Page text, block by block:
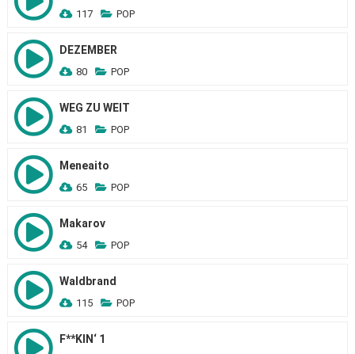
117 POP
DEZEMBER
80 POP
WEG ZU WEIT
81 POP
Meneaito
65 POP
Makarov
54 POP
Waldbrand
115 POP
F**KIN‘ 1